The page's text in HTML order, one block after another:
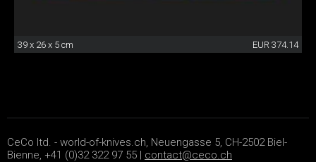
39 x 26 x 5 cm EUR 374.14
CeCo ltd. - world-of-knives.ch, Neuengasse 5, CH-2502 Biel-
Bienne, +41 (0)32 322 97 55 | contact@ceco.ch